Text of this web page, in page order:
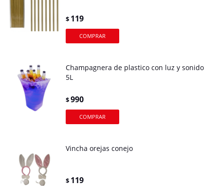
$ 119
Champagnera de plastico con luz y sonido
5L
$990
Vincha orejas conejo
$ 119